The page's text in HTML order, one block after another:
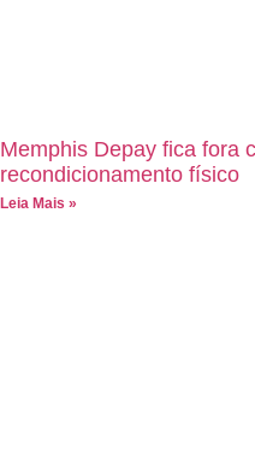
Memphis Depay fica fora
recondicionamento físico
Leia Mais »